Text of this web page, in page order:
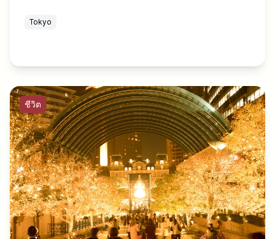
Tokyo
ชีวิต